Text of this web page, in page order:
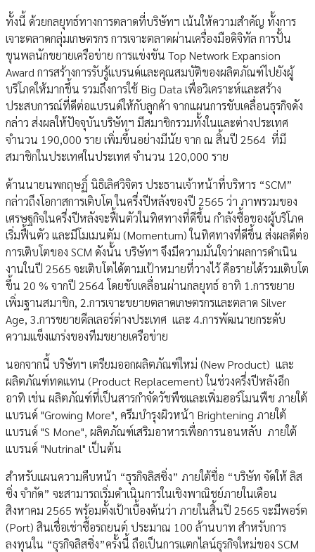
ทั้งนี้ ด้วยกลยุทธ์ทางการตลาดที่บริษัทฯ เน้นให้ความสำคัญ ทั้งการ
เจาะตลาดกลุ่มเกษตรกร การเจาะตลาดผ่านเครื่องมือดิจิทัล การปั้น
ขุนพลนักขยายเครือข่าย การแข่งขัน Top Network Expansion
Award การสร้างการรับรู้แบรนด์และคุณสมบัติของผลิตภัณฑ์ไปยังผู้
บริโภคให้มากขึ้น รวมถึงการใช้ Big Data เพื่อวิเคราะห์และสร้าง
ประสบการณ์ที่ดีต่อแบรนด์ให้กับลูกค้า จากแผนการขับเคลื่อนธุรกิจดัง
กล่าว ส่งผลให้ปัจจุบันบริษัทฯ มีสมาชิกรวมทั้งในและต่างประเทศ
จำนวน 190,000 ราย เพิ่มขึ้นอย่างมีนัย จาก ณ สิ้นปี 2564 ที่มี
สมาชิกในประเทศในประเทศ จำนวน 120,000 ราย
ด้านนายนพกฤษฏิ์ นิธิเลิศวิจิตร ประธานเจ้าหน้าที่บริหาร “SCM”
กล่าวถึงโอกาสการเติบโต ในครึ่งปีหลังของปี 2565 ว่า ภาพรวมของ
เศรษฐกิจในครึ่งปีหลังจะฟื้นตัวในทิศทางที่ดีขึ้น กำลังซื้อของผู้บริโภค
เริ่มฟื้นตัว และมีโมเมนตัม (Momentum) ในทิศทางที่ดีขึ้น ส่งผลดีต่อ
การเติบโตของ SCM ดังนั้น บริษัทฯ จึงมีความมั่นใจว่าผลการดำเนิน
งานในปี 2565 จะเติบโตได้ตามเป้าหมายที่วางไว้ คือรายได้รวมเติบโต
ขึ้น 20 % จากปี 2564 โดยขับเคลื่อนผ่านกลยุทธ์ อาทิ 1.การขยาย
เพิ่มฐานสมาชิก, 2.การเจาะขยายตลาดเกษตรกรและตลาด Silver
Age, 3.การขยายดีลเลอร์ต่างประเทศ และ 4.การพัฒนายกระดับ
ความแข็งแกร่งของทีมขยายเครือข่าย
นอกจากนี้ บริษัทฯ เตรียมออกผลิตภัณฑ์ใหม่ (New Product) และ
ผลิตภัณฑ์ทดแทน (Product Replacement) ในช่วงครึ่งปีหลังอีก
อาทิ เช่น ผลิตภัณฑ์ที่เป็นสารกำจัดวัชพืชและเพิ่มฮอร์โมนพืช ภายใต้
แบรนด์ "Growing More", ครีมบำรุงผิวหน้า Brightening ภายใต้
แบรนด์ "S Mone", ผลิตภัณฑ์เสริมอาหารเพื่อการนอนหลับ ภายใต้
แบรนด์ "Nutrinal" เป็นต้น
สำหรับแผนความคืบหน้า “ธุรกิจลิสซิ่ง” ภายใต้ชื่อ “บริษัท จัดให้ ลิส
ซิ่ง จำกัด” จะสามารถเริ่มดำเนินการในเชิงพาณิชย์ภายในเดือน
สิงหาคม 2565 พร้อมตั้งเป้าเบื้องต้นว่า ภายในสิ้นปี 2565 จะมีพอร์ต
(Port) สินเชื่อเช่าซื้อรถยนต์ ประมาณ 100 ล้านบาท สำหรับการ
ลงทุนใน “ธุรกิจลิสซิ่ง”ครั้งนี้ ถือเป็นการแตกไลน์ธุรกิจใหม่ของ SCM